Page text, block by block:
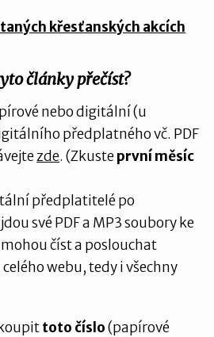
křesťanských akcích
články přečíst?
nebo digitální (u
předplatného vč. PDF
zde. (Zkusteprvní měsíc
předplatitelé po
své PDF a MP3 soubory ke
číst a poslouchat
webu, tedy i všechny
toto číslo(papírové